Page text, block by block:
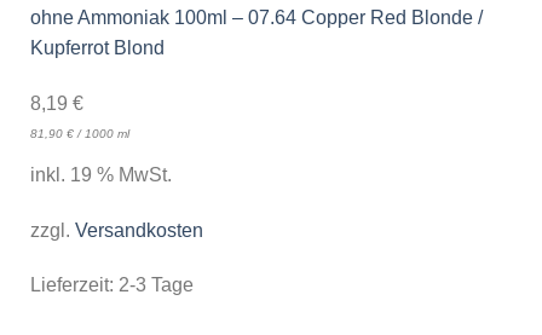
ohne Ammoniak 100ml – 07.64 Copper Red Blonde /
Kupferrot Blond
8,19 €
81,90 €/ 1000 ml
inkl. 19 % MwSt.
zzgl. Versandkosten
Lieferzeit: 2-3 Tage